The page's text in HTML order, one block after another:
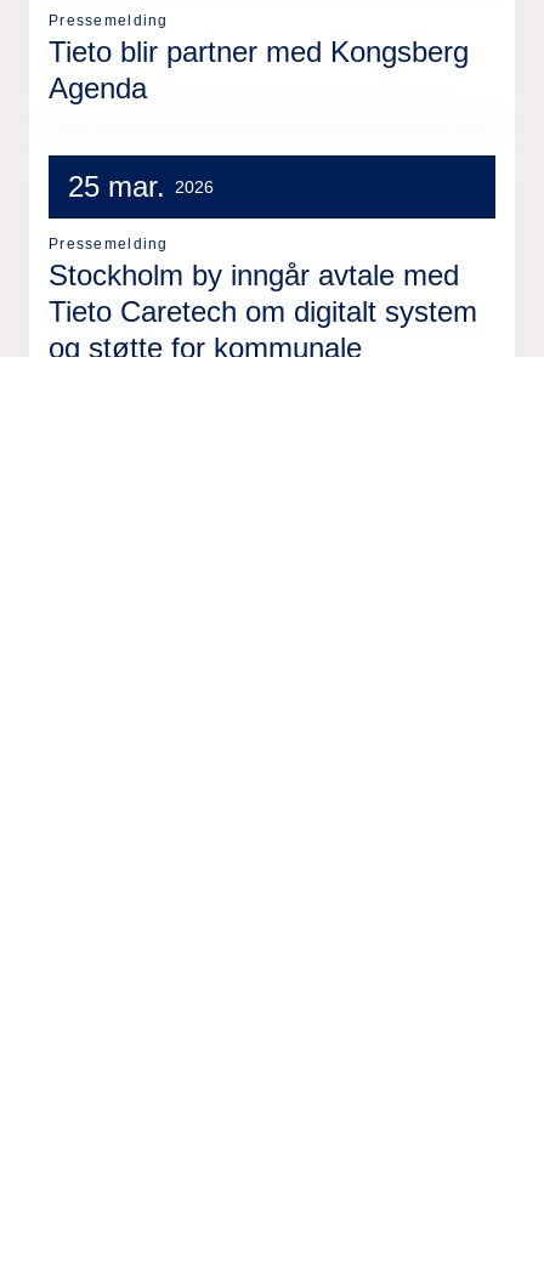
Pressemelding
Tieto blir partner med Kongsberg
Agenda
25 mar. 2026
Pressemelding
Stockholm by inngår avtale med
Tieto Caretech om digitalt system
og støtte for kommunale